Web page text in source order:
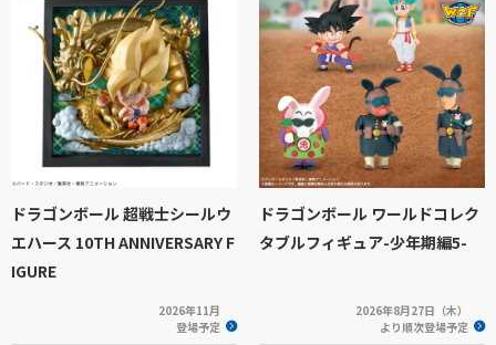
ドラゴンボール 超戦士シールウ
エハース 10TH ANNIVERSARY F
IGURE
2026年11月
登場予定
ドラゴンボール ワールドコレク
タブルフィギュア-少年期編5-
2026年8月27日（木）
より順次登場予定